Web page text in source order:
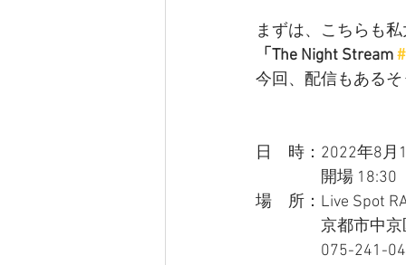
まずは、こちらも
「The Night Stream
今回、配信もある
日　時：2022年8
開場 18:30　
場　所：Live Spot
京都市中京区木
075-241-